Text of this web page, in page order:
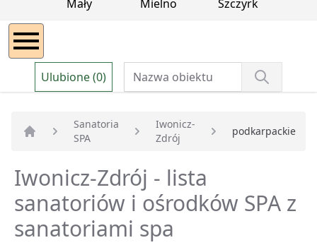
Ulubione (0)
Strona główna
Sanatoria
SPA
Iwonicz-
Zdrój
podkarpackie
Iwonicz-Zdrój - lista
sanatoriów i ośrodków SPA z
sanatoriami spa